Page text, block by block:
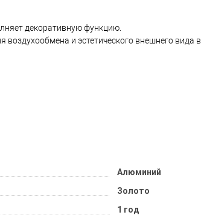
декоративную функцию.
и эстетического внешнего вида в
Алюминий
Золото
1 год